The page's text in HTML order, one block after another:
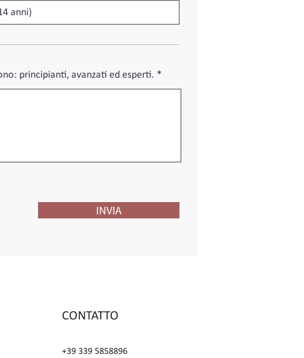
principianti, avanzati ed esperti.
INVIA
CONTATTO
+39 339 5858896